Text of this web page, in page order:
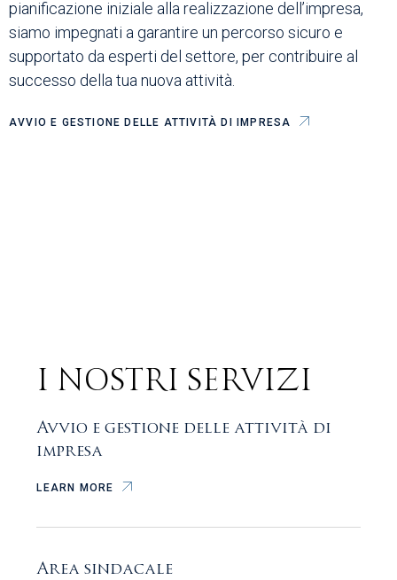
pianificazione iniziale alla realizzazione dell’impresa,
siamo impegnati a garantire un percorso sicuro e
supportato da esperti del settore, per contribuire al
successo della tua nuova attività.
AVVIO E GESTIONE DELLE ATTIVITÀ DI IMPRESA
I NOSTRI SERVIZI
Avvio e gestione delle attività di
impresa
LEARN MORE
Area sindacale